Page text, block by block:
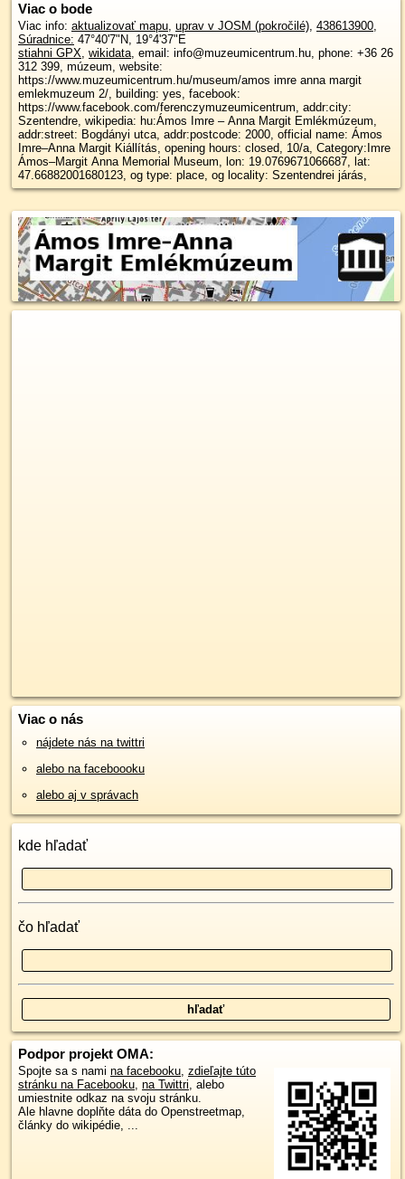
Viac o bode
Viac info: aktualizovať mapu, uprav v JOSM (pokročilé), 438613900,
Súradnice: 47°40'7"N, 19°4'37"E
stiahni GPX, wikidata, email: info@muzeumicentrum.hu, phone: +36 26
312 399, múzeum, website:
https://www.muzeumicentrum.hu/museum/amos imre anna margit
emlekmuzeum 2/, building: yes, facebook:
https://www.facebook.com/ferenczymuzeumicentrum, addr:city:
Szentendre, wikipedia: hu:Ámos Imre – Anna Margit Emlékmúzeum,
addr:street: Bogdányi utca, addr:postcode: 2000, official name: Ámos
Imre–Anna Margit Kiállítás, opening hours: closed, 10/a, Category:Imre
Ámos–Margit Anna Memorial Museum, lon: 19.0769671066687, lat:
47.66882001680123, og type: place, og locality: Szentendrei járás,
Viac o nás
nájdete nás na twittri
alebo na faceboooku
alebo aj v správach
kde hľadať
čo hľadať
Podpor projekt OMA:
Spojte sa s nami na facebooku, zdieľajte túto
stránku na Facebooku, na Twittri, alebo
umiestnite odkaz na svoju stránku.
Ale hlavne doplňte dáta do Openstreetmap,
články do wikipédie, ...